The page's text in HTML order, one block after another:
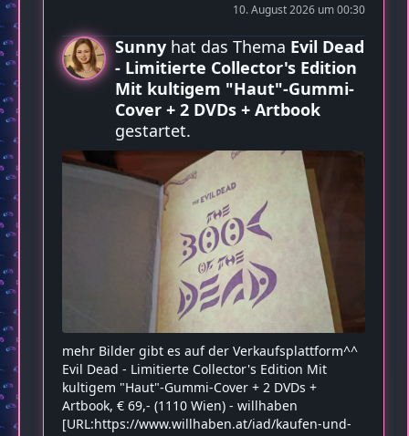
10. August 2026 um 00:30
Sunny hat das Thema Evil Dead
- Limitierte Collector's Edition
Mit kultigem "Haut"-Gummi-
Cover + 2 DVDs + Artbook
gestartet.
mehr Bilder gibt es auf der Verkaufsplattform^^
Evil Dead - Limitierte Collector's Edition Mit
kultigem "Haut"-Gummi-Cover + 2 DVDs +
Artbook, € 69,- (1110 Wien) - willhaben
[URL:https://www.willhaben.at/iad/kaufen-und-